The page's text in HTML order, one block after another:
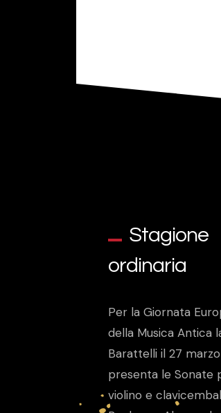
Stagione
ordinaria
Per la Giornata
della Musica Antica
Barattelli il 27 marzo
presenta le Sonate
violino e